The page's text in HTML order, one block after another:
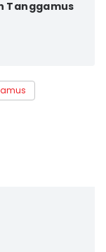
Tanggamus